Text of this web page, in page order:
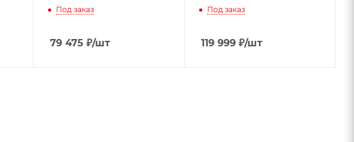
Под заказ
79 475 ₽/шт
Под заказ
119 999₽/шт